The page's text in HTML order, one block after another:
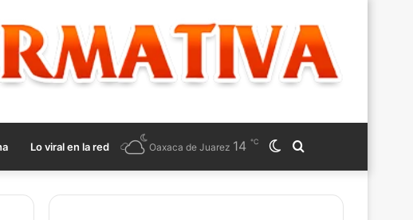
Lo viral en la red
for
Switch
skin
Oaxaca de Juarez 14 ℃